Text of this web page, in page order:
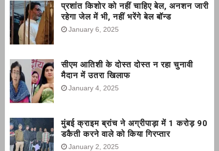
प्रशांत किशोर को नहीं चाहिए बेल, अनशन जारी
रहेगा जेल में भी, नहीं भरेंगे बेल बॉन्ड
January 6, 2025
सीएम आतिशी के दोस्त दोस्त न रहा चुनावी
मैदान में उतरा खिलाफ
January 4, 2025
मुंबई क्राइम ब्रांच ने अग्रीपाड़ा में 1 करोड़ 90
डकैती करने वाले को किया गिरप्तार
January 2, 2025